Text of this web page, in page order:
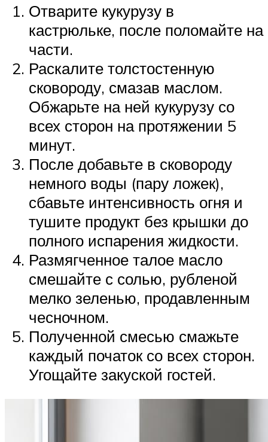
Отварите кукурузу в
кастрюльке, после поломайте на
части.
Раскалите толстостенную
сковороду, смазав маслом.
Обжарьте на ней кукурузу со
всех сторон на протяжении 5
минут.
После добавьте в сковороду
немного воды (пару ложек),
сбавьте интенсивность огня и
тушите продукт без крышки до
полного испарения жидкости.
Размягченное талое масло
смешайте с солью, рубленой
мелко зеленью, продавленным
чесночном.
Полученной смесью смажьте
каждый початок со всех сторон.
Угощайте закуской гостей.